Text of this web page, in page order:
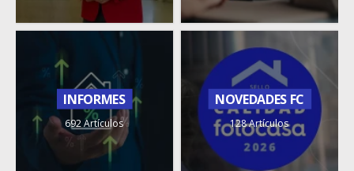
INFORMES
692 Artículos
NOVEDADES FC
128 Artículos